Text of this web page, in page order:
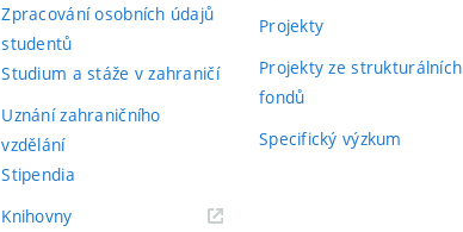
Zpracování osobních údajů
studentů
Studium a stáže v zahraničí
Uznání zahraničního
vzdělání
Stipendia
Knihovny(externí
Projekty
Projekty ze strukturálních
fondů
Specifický výzkum